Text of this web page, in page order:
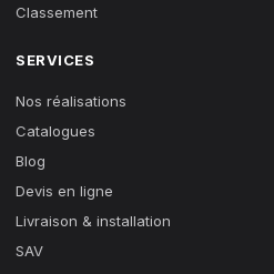
Classement
SERVICES
Nos réalisations
Catalogues
Blog
Devis en ligne
Livraison & installation
SAV